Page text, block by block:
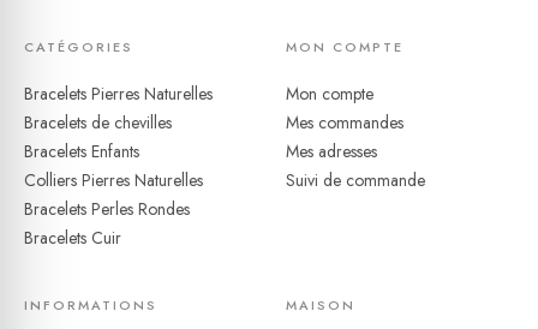
CATÉGORIES
Bracelets Pierres Naturelles
Bracelets de chevilles
Bracelets Enfants
Colliers Pierres Naturelles
Bracelets Perles Rondes
Bracelets Cuir
MON COMPTE
Mon compte
Mes commandes
Mes adresses
Suivi de commande
INFORMATIONS MAISON